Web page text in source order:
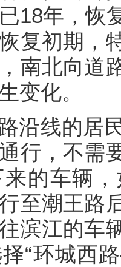
18年，恢
复初期，
南北向道
变化。
沿线的居
行，不需
的车辆
至潮王路
滨江的车
择“环城